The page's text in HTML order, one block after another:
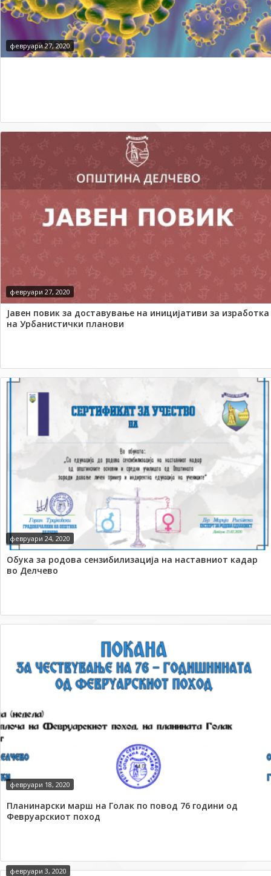
февруари 27, 2020
февруари 27, 2020
Јавен повик за доставување на иницијативи за изработка
на Урбанистички планови
февруари 24, 2020
Обука за родова сензибилизација на наставниот кадар
во Делчево
февруари 18, 2020
Планинарски марш на Голак по повод 76 години од
Февруарскиот поход
февруари 3, 2020